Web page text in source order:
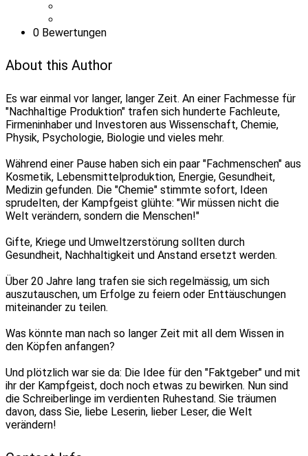
0 Bewertungen
About this Author
Es war einmal vor langer, langer Zeit. An einer Fachmesse für
"Nachhaltige Produktion" trafen sich hunderte Fachleute,
Firmeninhaber und Investoren aus Wissenschaft, Chemie,
Physik, Psychologie, Biologie und vieles mehr.
Während einer Pause haben sich ein paar "Fachmenschen" aus
Kosmetik, Lebensmittelproduktion, Energie, Gesundheit,
Medizin gefunden. Die "Chemie" stimmte sofort, Ideen
sprudelten, der Kampfgeist glühte: "Wir müssen nicht die
Welt verändern, sondern die Menschen!"
Gifte, Kriege und Umweltzerstörung sollten durch
Gesundheit, Nachhaltigkeit und Anstand ersetzt werden.
Über 20 Jahre lang trafen sie sich regelmässig, um sich
auszutauschen, um Erfolge zu feiern oder Enttäuschungen
miteinander zu teilen.
Was könnte man nach so langer Zeit mit all dem Wissen in
den Köpfen anfangen?
Und plötzlich war sie da: Die Idee für den "Faktgeber" und mit
ihr der Kampfgeist, doch noch etwas zu bewirken. Nun sind
die Schreiberlinge im verdienten Ruhestand. Sie träumen
davon, dass Sie, liebe Leserin, lieber Leser, die Welt
verändern!